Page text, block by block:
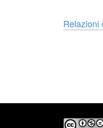
Relazioni